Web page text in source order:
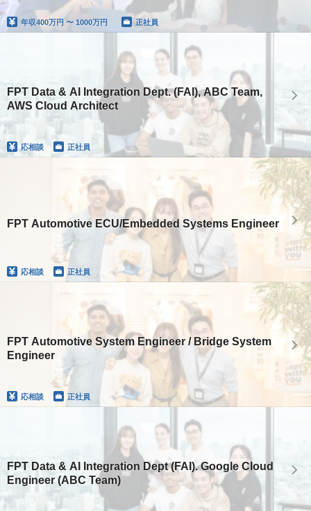
年収400万円 〜 1000万円 正社員
FPT Data & AI Integration Dept. (FAI), ABC Team,
AWS Cloud Architect
応相談 正社員
FPT Automotive ECU/Embedded Systems Engineer
応相談 正社員
FPT Automotive System Engineer / Bridge System
Engineer
応相談 正社員
FPT Data & AI Integration Dept (FAI). Google Cloud
Engineer (ABC Team)